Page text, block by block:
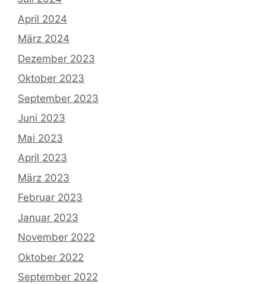
April 2024
März 2024
Dezember 2023
Oktober 2023
September 2023
Juni 2023
Mai 2023
April 2023
März 2023
Februar 2023
Januar 2023
November 2022
Oktober 2022
September 2022